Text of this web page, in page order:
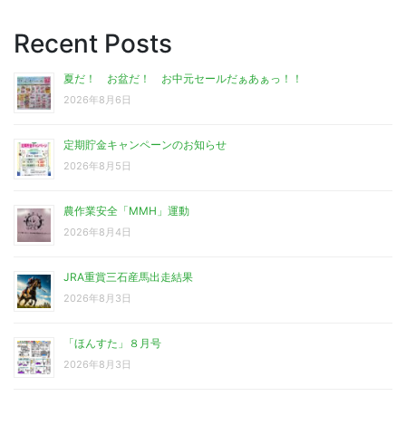
Recent Posts
夏だ！ お盆だ！ お中元セールだぁあぁっ！！
2026年8月6日
定期貯金キャンペーンのお知らせ
2026年8月5日
農作業安全「MMH」運動
2026年8月4日
JRA重賞三石産馬出走結果
2026年8月3日
「ほんすた」８月号
2026年8月3日